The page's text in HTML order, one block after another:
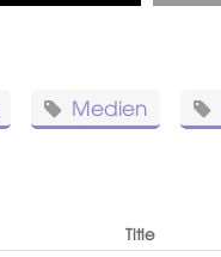
Medien
Title